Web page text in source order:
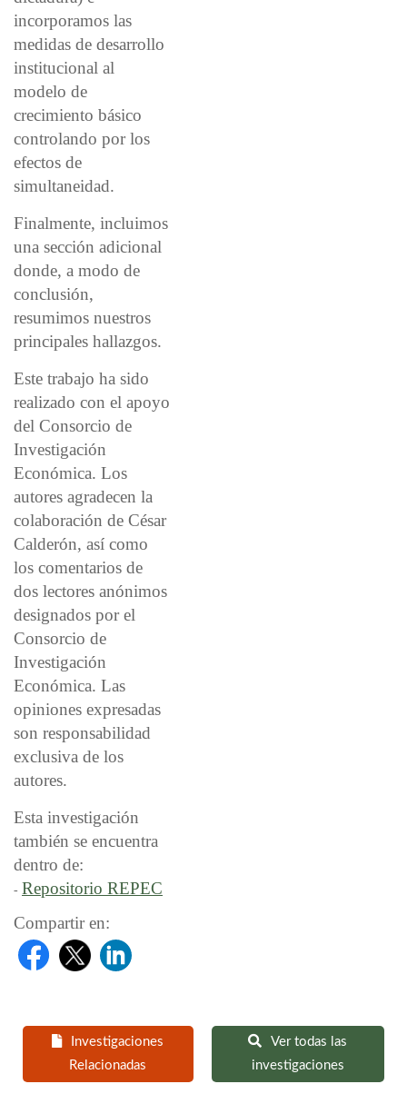
incorporamos las
medidas de desarrollo
institucional al
modelo de
crecimiento básico
controlando por los
efectos de
simultaneidad.
Finalmente, incluimos
una sección adicional
donde, a modo de
conclusión,
resumimos nuestros
principales hallazgos.
Este trabajo ha sido
realizado con el apoyo
del Consorcio de
Investigación
Económica. Los
autores agradecen la
colaboración de César
Calderón, así como
los comentarios de
dos lectores anónimos
designados por el
Consorcio de
Investigación
Económica. Las
opiniones expresadas
son responsabilidad
exclusiva de los
autores.
Esta investigación
también se encuentra
dentro de:
- Repositorio REPEC
Compartir en:
Investigaciones
Relacionadas
Ver todas las
investigaciones